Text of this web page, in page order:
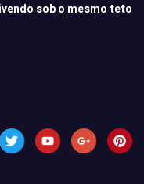
sob o mesmo teto